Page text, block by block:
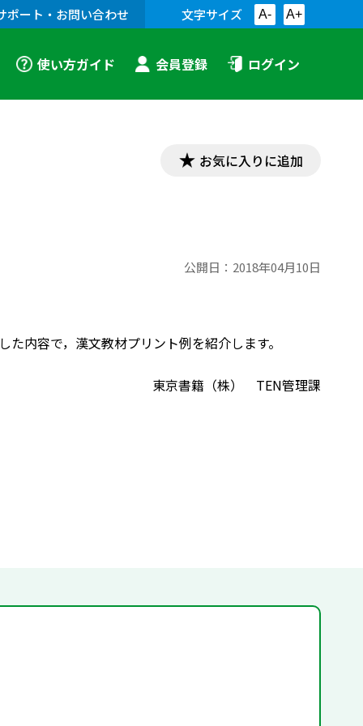
ポート・お問い合わせ 文字サイズ A- A+
使い方ガイド 会員登録 ログイン
お気に入りに追加
公開日： 2018年04月10日
内容で，漢文教材プリント例を紹介します。
東京書籍（株） TEN管理課